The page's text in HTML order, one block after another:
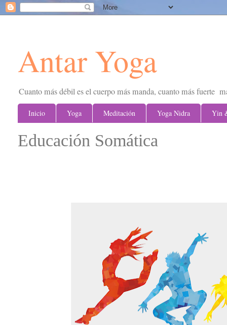
Antar Yoga
Cuanto más débil es el cuerpo más manda, cuanto más fuerte
Inicio Yoga Meditación Yoga Nidra Yin
Educación Somática